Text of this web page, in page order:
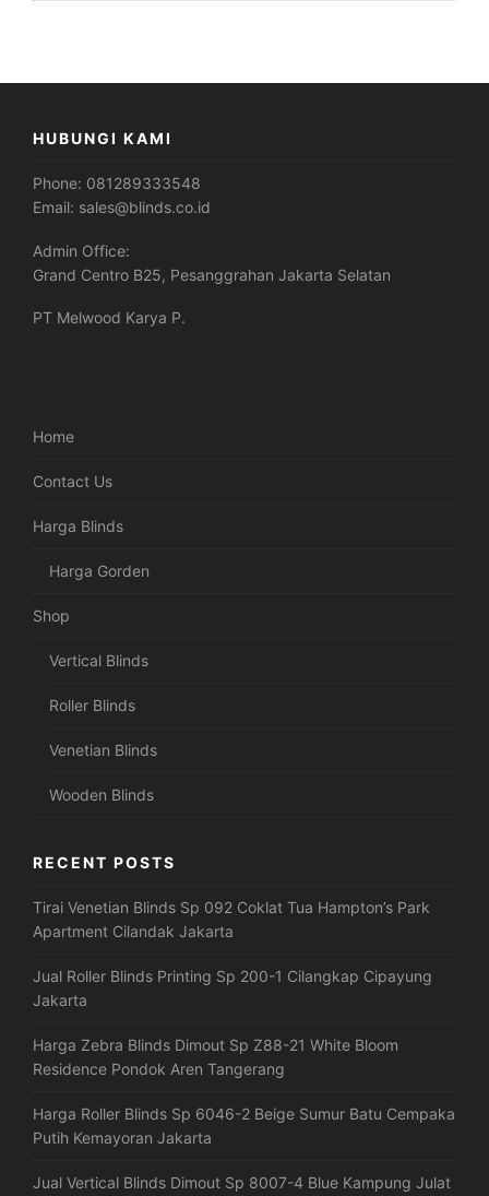
HUBUNGI KAMI
Phone: 081289333548
Email: sales@blinds.co.id
Admin Office:
Grand Centro B25, Pesanggrahan Jakarta Selatan
PT Melwood Karya P.
Home
Contact Us
Harga Blinds
Harga Gorden
Shop
Vertical Blinds
Roller Blinds
Venetian Blinds
Wooden Blinds
RECENT POSTS
Tirai Venetian Blinds Sp 092 Coklat Tua Hampton’s Park
Apartment Cilandak Jakarta
Jual Roller Blinds Printing Sp 200-1 Cilangkap Cipayung
Jakarta
Harga Zebra Blinds Dimout Sp Z88-21 White Bloom
Residence Pondok Aren Tangerang
Harga Roller Blinds Sp 6046-2 Beige Sumur Batu Cempaka
Putih Kemayoran Jakarta
Jual Vertical Blinds Dimout Sp 8007-4 Blue Kampung Julat